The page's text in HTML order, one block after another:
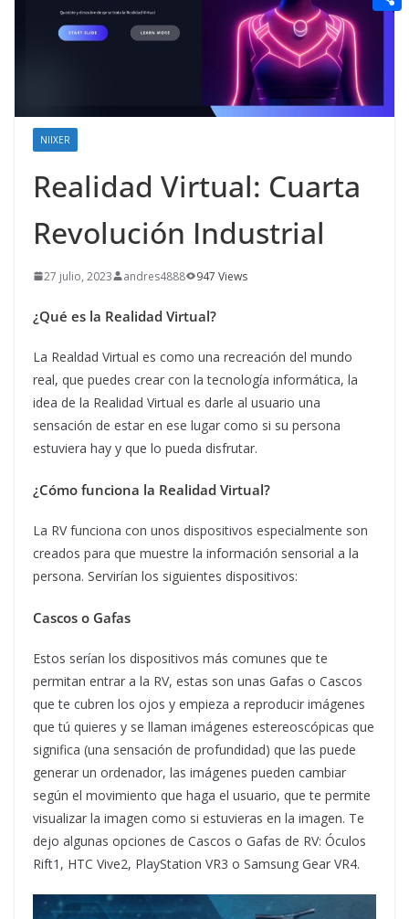
NIIXER
Realidad Virtual: Cuarta
Revolución Industrial
27 julio, 2023 andres4888 947 Views
¿Qué es la Realidad Virtual?
La Realdad Virtual es como una recreación del mundo
real, que puedes crear con la tecnología informática, la
idea de la Realidad Virtual es darle al usuario una
sensación de estar en ese lugar como si su persona
estuviera hay y que lo pueda disfrutar.
¿Cómo funciona la Realidad Virtual?
La RV funciona con unos dispositivos especialmente son
creados para que muestre la información sensorial a la
persona. Servirían los siguientes dispositivos:
Cascos o Gafas
Estos serían los dispositivos más comunes que te
permitan entrar a la RV, estas son unas Gafas o Cascos
que te cubren los ojos y empieza a reproducir imágenes
que tú quieres y se llaman imágenes estereoscópicas que
significa (una sensación de profundidad) que las puede
generar un ordenador, las imágenes pueden cambiar
según el movimiento que haga el usuario, que te permite
visualizar la imagen como si estuvieras en la imagen. Te
dejo algunas opciones de Cascos o Gafas de RV: Óculos
Rift1, HTC Vive2, PlayStation VR3 o Samsung Gear VR4.
n
s
a
ip